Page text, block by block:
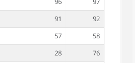
91
92
57
58
28
76